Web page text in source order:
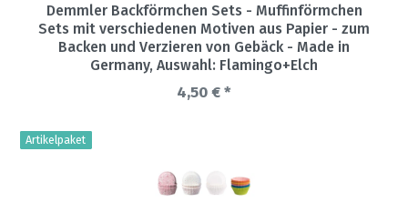
Demmler Backförmchen Sets - Muffinförmchen
Sets mit verschiedenen Motiven aus Papier - zum
Backen und Verzieren von Gebäck - Made in
Germany, Auswahl: Flamingo+Elch
4,50 € *
Artikelpaket